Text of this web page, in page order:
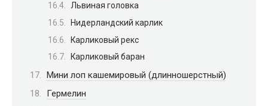
Львиная головка
Нидерландский карлик
Карликовый рекс
Карликовый баран
Мини лоп кашемировый (длинношерстный)
Гермелин